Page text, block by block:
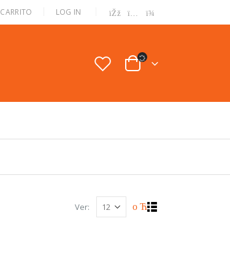
CARRITO LOG IN
Ver: